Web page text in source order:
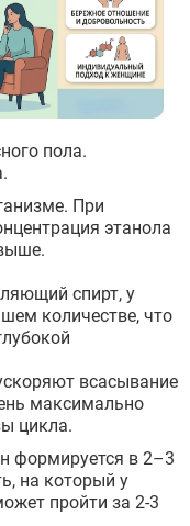
пола.
При
этанола
спирт, у
количестве, что
всасывание
максимально
цикла.
формируется в 2–3
на который у
пройти за 2-3